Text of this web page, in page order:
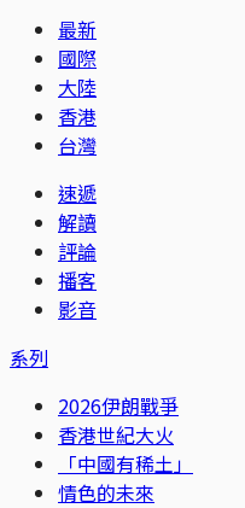
最新
國際
大陸
香港
台灣
速遞
解讀
評論
播客
影音
系列
2026伊朗戰爭
香港世紀大火
「中國有稀土」
情色的未來